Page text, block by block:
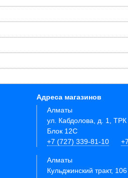
Адреса магазинов
Алматы
ул. Кабдолова, д. 1, ТРК
Блок 12C
+7 (727) 339-81-10
Алматы
Кульджинский тракт,